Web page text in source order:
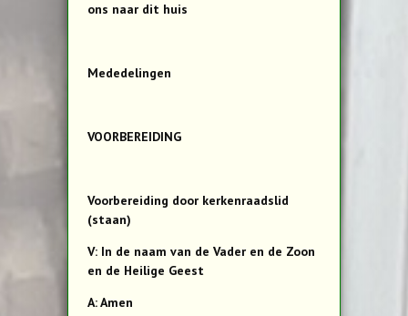
ons naar dit huis
Mededelingen
VOORBEREIDING
Voorbereiding door kerkenraadslid
(staan)
V: In de naam van de Vader en de Zoon
en de Heilige Geest
A: Amen